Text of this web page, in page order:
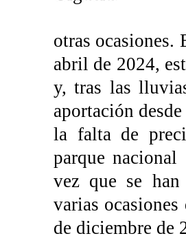
otras ocasiones.
abril de 2024,
y, tras las
aportación
la falta de
parque
vez que se
varias
de diciembre de